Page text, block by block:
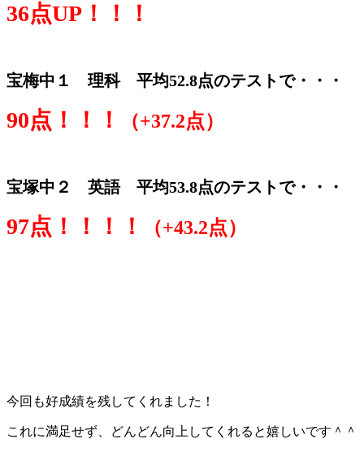
36点UP！！！
宝梅中１ 理科 平均52.8点のテストで・・・
90点！！！ （+37.2点）
宝塚中２ 英語 平均53.8点のテストで・・・
97点！！！！ （+43.2点）
今回も好成績を残してくれました！
これに満足せず、どんどん向上してくれると嬉しいです＾＾